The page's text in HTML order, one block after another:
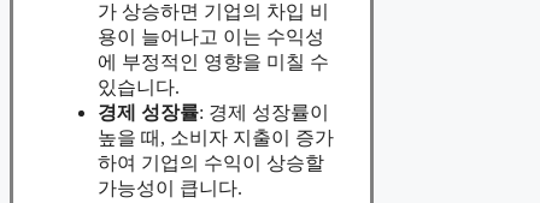
가 상승하면 기업의 차입 비
용이 늘어나고 이는 수익성
에 부정적인 영향을 미칠 수
있습니다.
경제 성장률: 경제 성장률이
높을 때, 소비자 지출이 증가
하여 기업의 수익이 상승할
가능성이 큽니다.